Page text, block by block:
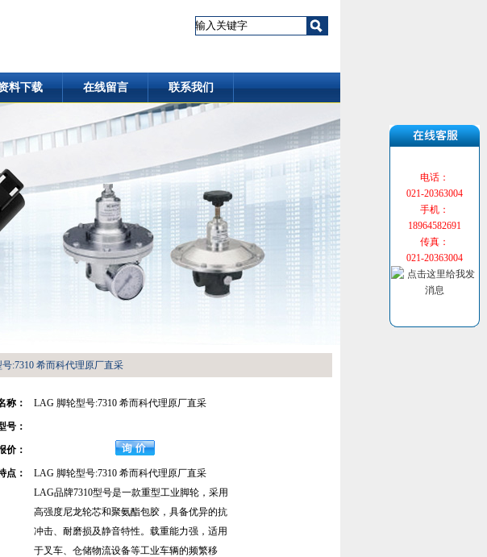
料下载 在线留言 联系我们
:7310 希而科代理原厂直采
称： LAG 脚轮型号:7310 希而科代理原厂直采
号：
价：
点：
LAG 脚轮型号:7310 希而科代理原厂直采
LAG品牌7310型号是一款重型工业脚轮，采用
高强度尼龙轮芯和聚氨酯包胶，具备优异的抗
冲击、耐磨损及静音特性。载重能力强，适用
于叉车、仓储物流设备等工业车辆的频繁移
电话：
021-20363004
手机：
18964582691
传真：
021-20363004